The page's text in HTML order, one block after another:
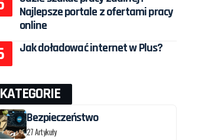
Najlepsze portale z ofertami pracy
online
Jak doładować internet w Plus?
KATEGORIE
Bezpieczeństwo
27 Artykuły